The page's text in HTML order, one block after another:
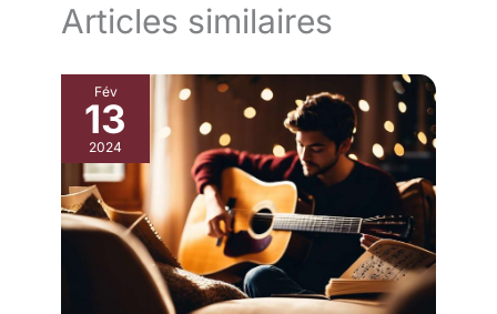
Articles similaires
Fév
13
2024